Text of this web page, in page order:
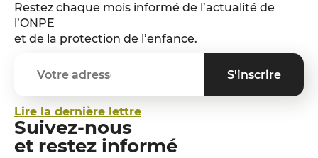
Restez chaque mois informé de l’actualité de
l’ONPE
et de la protection de l’enfance.
Lire la dernière lettre
Suivez-nous
et restez informé